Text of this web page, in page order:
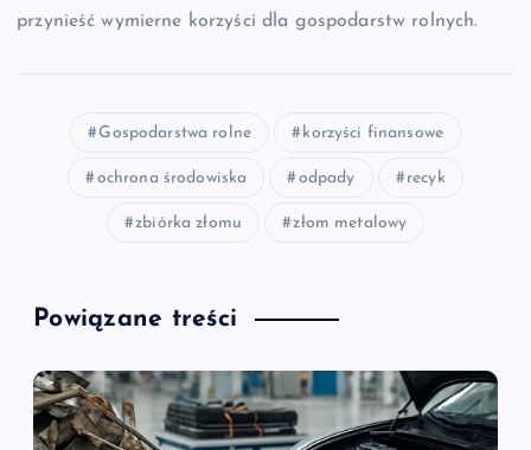
przynieść wymierne korzyści dla gospodarstw rolnych.
Gospodarstwa rolne korzyści finansowe
ochrona środowiska odpady recyk
zbiórka złomu złom metalowy
Powiązane treści